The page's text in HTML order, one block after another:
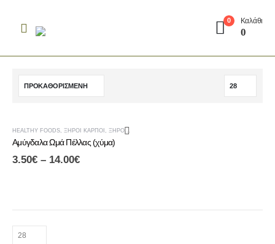
0 Καλάθι
0
HEALTHY FOODS, ΞΗΡΟΊ ΚΑΡΠΟΊ , ΞΗΡΟΊ ΚΑΡΠΟΊ & ΑΠΟΞΗΡΑΜΈΝΑ ΦΡΟΎΤΑ
Αμύγδαλα Ωμά Πέλλας (χύμα)
3.50€ – 14.00€